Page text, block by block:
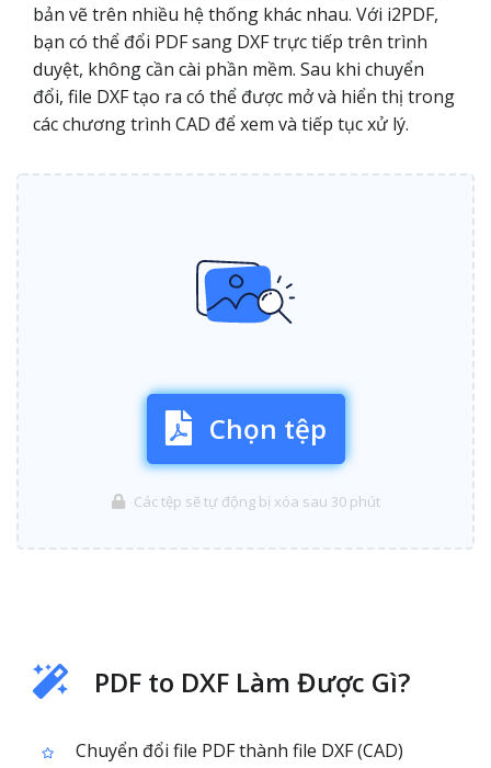
bản vẽ trên nhiều hệ thống khác nhau. Với i2PDF,
bạn có thể đổi PDF sang DXF trực tiếp trên trình
duyệt, không cần cài phần mềm. Sau khi chuyển
đổi, file DXF tạo ra có thể được mở và hiển thị trong
các chương trình CAD để xem và tiếp tục xử lý.
Chọn tệp
Các tệp sẽ tự động bị xóa sau 30 phút
PDF to DXF Làm Được Gì?
Chuyển đổi file PDF thành file DXF (CAD)